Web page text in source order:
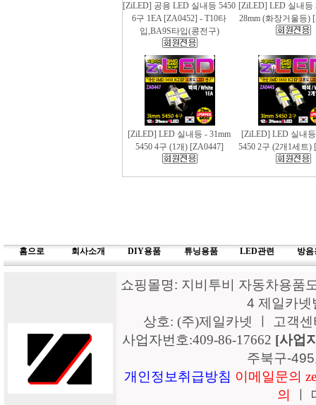
[ZiLED] 공용 LED 실내등 5450
6구 1EA [ZA0452] - T10타
입,BA9S타입(콩전구)
[ZiLED] LED 실내등
28mm (화장거울등)
[ZiLED] LED 실내등 - 31mm
5450 4구 (1개) [ZA0447]
[ZiLED] LED 실내
5450 2구 (2개1세트)
홈으로 회사소개 DIY용품 튜닝용품 LED관련 방음
쇼핑몰명: 지비투비 자동차용품
4 제일카
상호: (주)제일카넷 ㅣ 고객
사업자번호:409-86-17662 [사업
주북구-
개인정보취급방침 이메일문의
의